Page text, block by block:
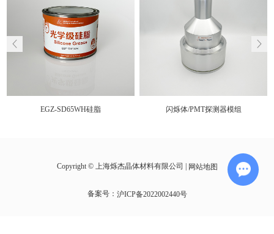
EGZ-SD65WH硅脂 闪烁体/PMT探测器模组
Copyright © 上海烁杰晶体材料有限公司 | 网站地图
备案号： 沪ICP备2022002440号